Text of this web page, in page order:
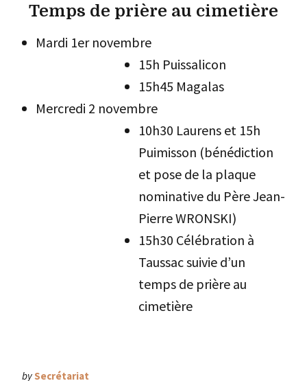
Temps de prière au cimetière
Mardi 1er novembre
15h Puissalicon
15h45 Magalas
Mercredi 2 novembre
10h30 Laurens et 15h
Puimisson (bénédiction
et pose de la plaque
nominative du Père Jean-
Pierre WRONSKI)
15h30 Célébration à
Taussac suivie d’un
temps de prière au
cimetière
bySecrétariat